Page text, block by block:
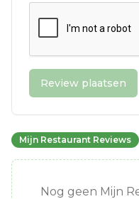
Review plaatsen
Mijn Restaurant Reviews
Nog geen Mijn